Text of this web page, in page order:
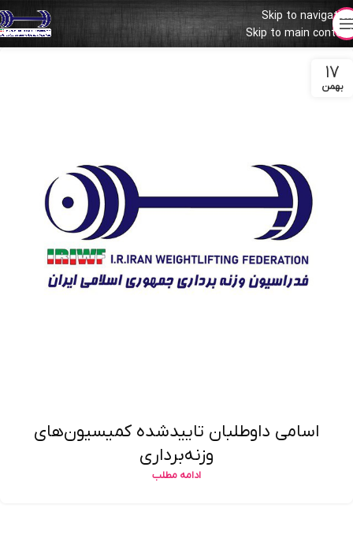
Skip to navigation
Skip to main content
۱۷
بهمن
اسامی داوطلبان تاییدشده کمیسیون‌های
وزنه‌برداری
ادامه مطلب